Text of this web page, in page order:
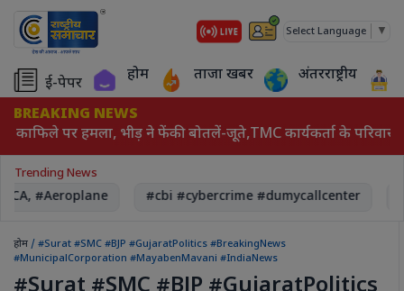
Select Language ▼
ई-पेपर होम ताजा खबर अंतरराष्ट्रीय
BREAKING NEWS
काफिले पर हमला, भीड़ ने फेंकी बोतलें-जूते,TMC कार्यकर्ता के परिवार से
Trending News
#Aeroplane #cbi #cybercrime #dumycallcenter
होम / #Surat #SMC #BJP #GujaratPolitics #BreakingNews
#MunicipalCorporation #MayabenMavani #IndiaNews